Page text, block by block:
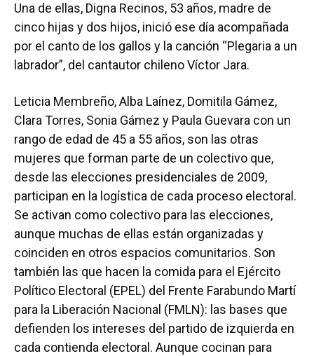
Una de ellas, Digna Recinos, 53 años, madre de
cinco hijas y dos hijos, inició ese día acompañada
por el canto de los gallos y la canción “Plegaria a un
labrador”, del cantautor chileno Víctor Jara.
Leticia Membreño, Alba Laínez, Domitila Gámez,
Clara Torres, Sonia Gámez y Paula Guevara con un
rango de edad de 45 a 55 años, son las otras
mujeres que forman parte de un colectivo que,
desde las elecciones presidenciales de 2009,
participan en la logística de cada proceso electoral.
Se activan como colectivo para las elecciones,
aunque muchas de ellas están organizadas y
coinciden en otros espacios comunitarios. Son
también las que hacen la comida para el Ejército
Político Electoral (EPEL) del Frente Farabundo Martí
para la Liberación Nacional (FMLN): las bases que
defienden los intereses del partido de izquierda en
cada contienda electoral. Aunque cocinan para